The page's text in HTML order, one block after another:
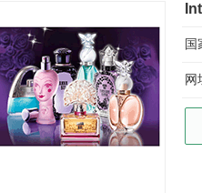
国
网